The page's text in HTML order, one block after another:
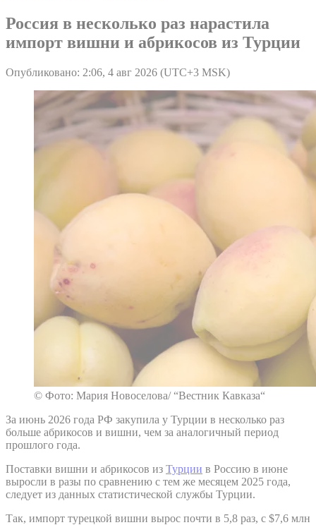
Россия в несколько раз нарастила
импорт вишни и абрикосов из Турции
Опубликовано: 2:06, 4 авг 2026 (UTC+3 MSK)
© Фото: Мария Новоселова/ “Вестник Кавказа“
За июнь 2026 года РФ закупила у Турции в несколько раз
больше абрикосов и вишни, чем за аналогичный период
прошлого года.
Поставки вишни и абрикосов из Турции в Россию в июне
выросли в разы по сравнению с тем же месяцем 2025 года,
следует из данных статистической службы Турции.
Так, импорт турецкой вишни вырос почти в 5,8 раз, с $7,6 млн